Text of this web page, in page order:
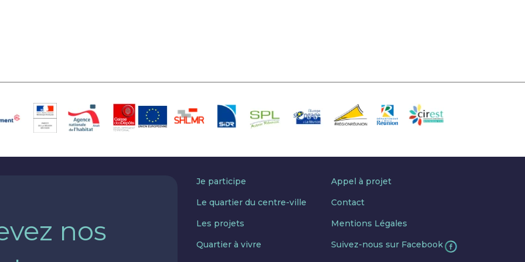
nos
Je participe
Le quartier du centre-ville
Les projets
Quartier à vivre
Appel à projet
Contact
Mentions Légales
Suivez-nous sur Facebook